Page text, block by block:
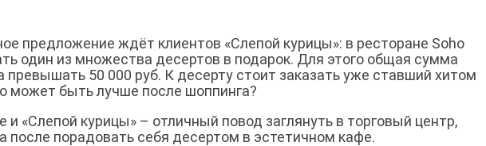
предложение ждёт клиентов «‎Слепой курицы»‎: в ресторане Soho
один из множества десертов в подарок. Для этого общая сумма
превышать 50 000 руб. К десерту стоит заказать уже ставший хитом
может быть лучше после шоппинга?
и «‎Слепой курицы»‎ – отличный повод заглянуть в торговый центр,
после порадовать себя десертом в эстетичном кафе.